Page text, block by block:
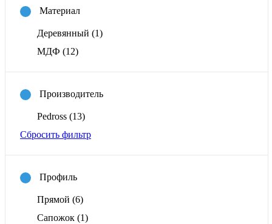
Материал
Деревянный (1)
МДФ (12)
Производитель
Pedross (13)
Сбросить фильтр
Профиль
Прямой (6)
Сапожок (1)